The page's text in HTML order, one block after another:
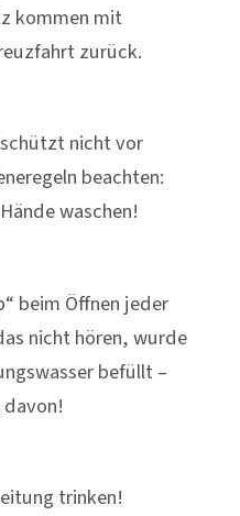
kommen mit
zurück.
nicht vor
beachten:
waschen!
beim Öffnen jeder
nicht hören, wurde
befüllt –
davon!
trinken!